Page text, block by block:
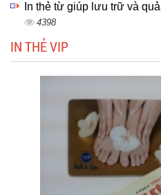
In thẻ từ giúp lưu trữ và
4398
IN THẺ VIP